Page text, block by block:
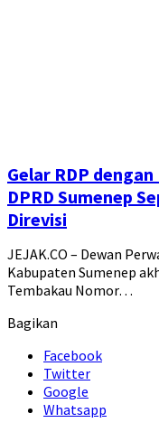
Gelar RDP
DPRD Sumenep
Direvisi
JEJAK.CO – Dewan
Kabupaten Sumenep
Tembakau Nomor…
Bagikan
Facebook
Twitter
Google
Whatsapp